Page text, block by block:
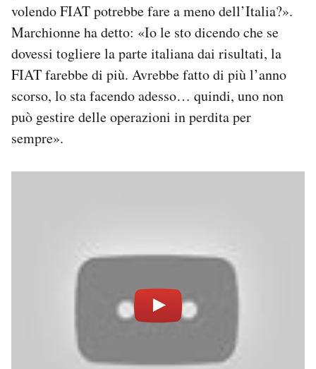
volendo FIAT potrebbe fare a meno dell’Italia?».
Marchionne ha detto: «Io le sto dicendo che se
dovessi togliere la parte italiana dai risultati, la
FIAT farebbe di più. Avrebbe fatto di più l’anno
scorso, lo sta facendo adesso… quindi, uno non
può gestire delle operazioni in perdita per
sempre».